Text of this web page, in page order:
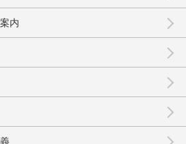
内